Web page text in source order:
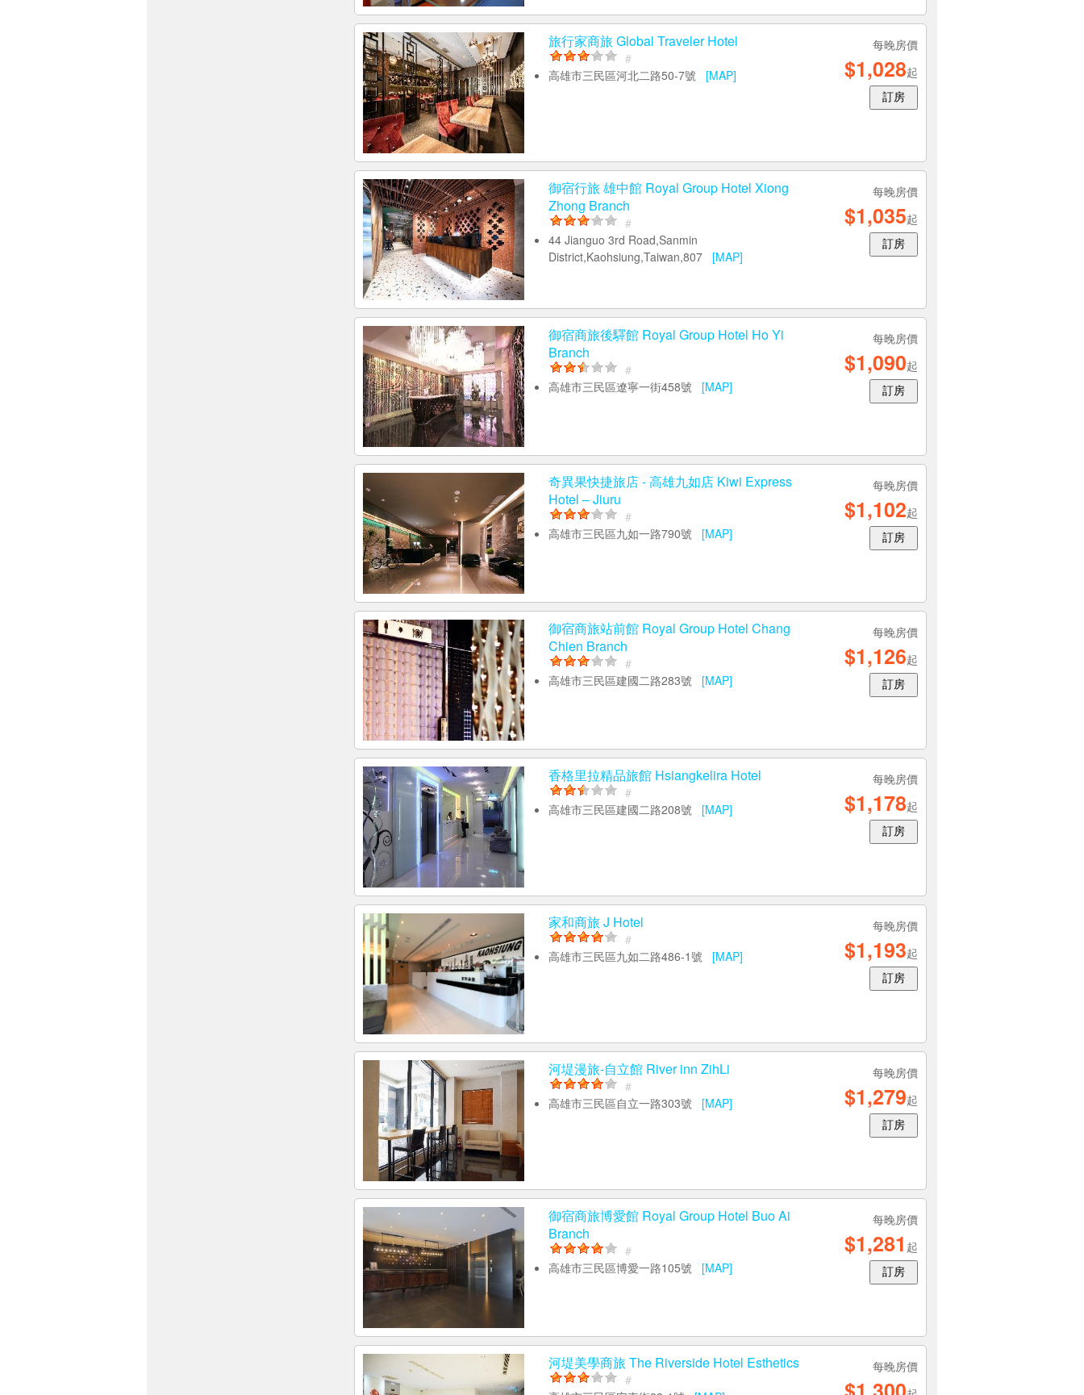
每晚房價
$1,028起
訂房
旅行家商旅 Global Traveler Hotel
#
高雄市三民區河北二路50-7號 [MAP]
每晚房價
$1,035起
訂房
御宿行旅 雄中館 Royal Group Hotel Xiong
Zhong Branch
#
44 Jianguo 3rd Road,Sanmin
District,Kaohsiung,Taiwan,807 [MAP]
每晚房價
$1,090起
訂房
御宿商旅後驛館 Royal Group Hotel Ho Yi
Branch
#
高雄市三民區遼寧一街458號 [MAP]
每晚房價
$1,102起
訂房
奇異果快捷旅店 - 高雄九如店 Kiwi Express
Hotel – Jiuru
#
高雄市三民區九如一路790號 [MAP]
每晚房價
$1,126起
訂房
御宿商旅站前館 Royal Group Hotel Chang
Chien Branch
#
高雄市三民區建國二路283號 [MAP]
每晚房價
$1,178起
訂房
香格里拉精品旅館 Hsiangkelira Hotel
#
高雄市三民區建國二路208號 [MAP]
每晚房價
$1,193起
訂房
家和商旅 J Hotel
#
高雄市三民區九如二路486-1號 [MAP]
每晚房價
$1,279起
訂房
河堤漫旅-自立館 River inn ZihLi
#
高雄市三民區自立一路303號 [MAP]
每晚房價
$1,281 起
訂房
御宿商旅博愛館 Royal Group Hotel Buo Ai
Branch
#
高雄市三民區博愛一路105號 [MAP]
每晚房價
河堤美學商旅 The Riverside Hotel Esthetics
#